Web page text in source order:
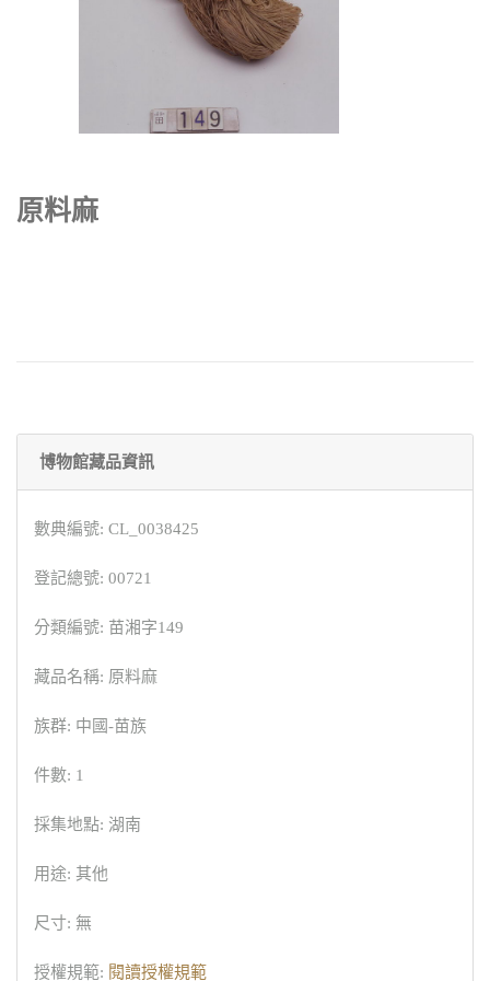
原料麻
博物館藏品資訊
數典編號: CL_0038425
登記總號: 00721
分類編號: 苗湘字149
藏品名稱: 原料麻
族群: 中國-苗族
件數: 1
採集地點: 湖南
用途: 其他
尺寸: 無
授權規範: 閱讀授權規範